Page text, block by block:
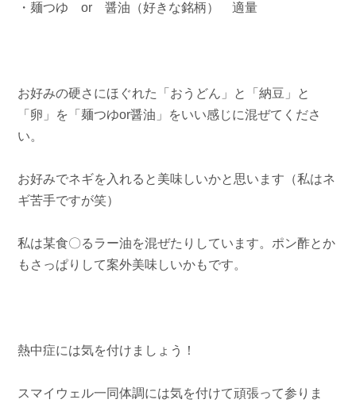
・麺つゆ or 醤油（好きな銘柄） 適量
お好みの硬さにほぐれた「おうどん」と「納豆」と
「卵」を「麺つゆor醤油」をいい感じに混ぜてくださ
い。
お好みでネギを入れると美味しいかと思います（私はネ
ギ苦手ですが笑）
私は某食〇るラー油を混ぜたりしています。ポン酢とか
もさっぱりして案外美味しいかもです。
熱中症には気を付けましょう！
スマイウェル一同体調には気を付けて頑張って参りま